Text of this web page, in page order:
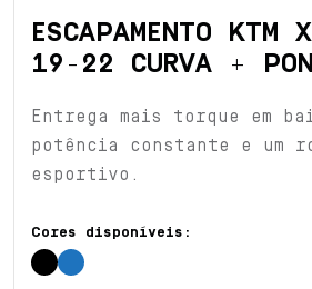
ESCAPAMENTO KTM
19-22 CURVA +
Entrega mais torque em
potência constante e um
esportivo.
Cores disponíveis: